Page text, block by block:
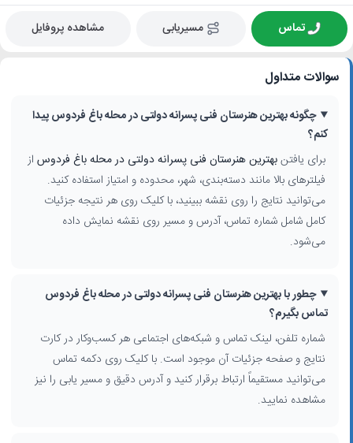
تماس مسیریابی مشاهده پروفایل
سوالات متداول
چگونه بهترین هنرستان فنی پسرانه دولتی در محله باغ فردوس پیدا
کنم؟
برای یافتنبهترین هنرستان فنی پسرانه دولتی در محله باغ فردوس از
فیلترهای بالا مانند دسته‌بندی، شهر، محدوده و امتیاز استفاده کنید.
می‌توانید نتایج را روی نقشه ببینید، با کلیک روی هر نتیجه جزئیات
کامل شامل شماره تماس، آدرس و مسیر روی نقشه نمایش داده
می‌شود.
چطور با بهترین هنرستان فنی پسرانه دولتی در محله باغ فردوس
تماس بگیرم؟
شماره تلفن، لینک تماس و شبکه‌های اجتماعی هر کسب‌وکار در کارت
نتایج و صفحه جزئیات آن موجود است. با کلیک روی دکمه تماس
می‌توانید مستقیماً ارتباط برقرار کنید و آدرس دقیق و مسیر یابی را نیز
مشاهده نمایید.